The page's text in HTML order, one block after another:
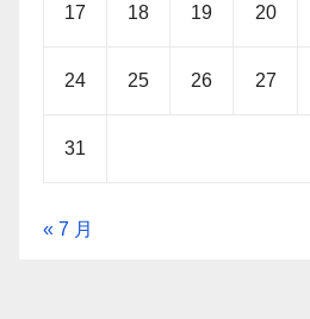
17 18 19 20
24 25 26 27
31
« 7 月